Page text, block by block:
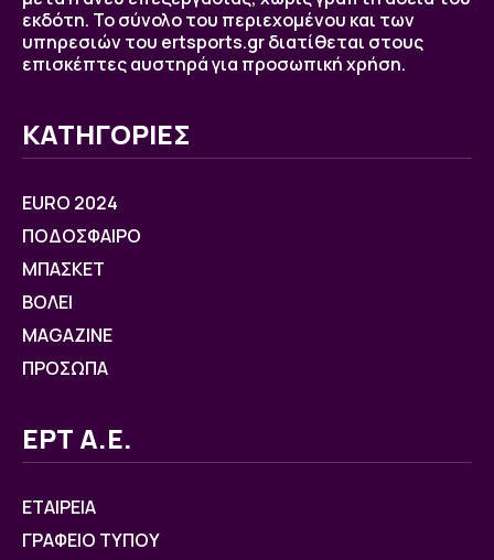
εκδότη. Το σύνολο του περιεχομένου και των
υπηρεσιών του ertsports.gr διατίθεται στους
επισκέπτες αυστηρά για προσωπική χρήση.
ΚΑΤΗΓΟΡΙΕΣ
EURO 2024
ΠΟΔΟΣΦΑΙΡΟ
ΜΠΑΣΚΕΤ
ΒOΛΕΙ
MAGAZINE
ΠΡΟΣΩΠΑ
ΕΡΤ Α.Ε.
ΕΤΑΙΡΕΙΑ
ΓΡΑΦΕΙΟ ΤΥΠΟΥ